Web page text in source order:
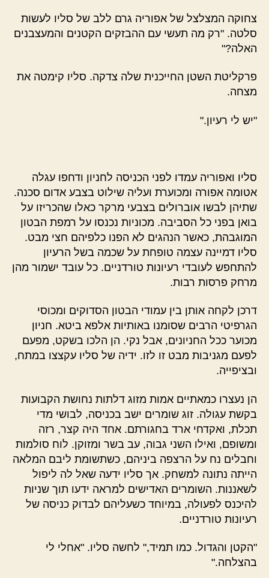
צחוקה המצלצל של אפוריה גרם ללב של סליו לעשות
סלטה. "רק מה תעשי עם ההבזקים הקטנים והמעצבנים
האלה?"
פרקליטת השטן החייכנית שלה צדקה. סליו קימטה את
מצחה.
"יש לי רעיון."
סליו ואפוריה עמדו לפני הכניסה לחניון ודחפו עגלה
אטומה אפורה ומכוערת ועליה שילוט בצבע אדום סכנה.
שתיהן לבשו אוברולים בצבעי מרקר כאלו שהכריזו על
בואן בפני כל הסביבה. מכוניות נכנסו על רמפת הבטון
המוגבהת, כאשר הנהגים לא הפנו כלפיהם חצי מבט.
סליו דמיינה עצמה טופחת על שכמה בשל הרעיון
להתחפש לעובדי רעיונות טורדניים. כל עובד ישמור מהן
מרחק פרסות רבות.
דרכן לקחה אותן בין עמודי הבטון הסדוקים ומכוסי
הגרפיטי הרבים שסומנו באותיות אלפא ביטא. חניון
מכוער ככל החניונים, אבל נקי. הן הלכו בשקט, מפעם
לפעם מגניבות מבט זו לזו. ידיה של סליו עקצצו במתח,
ובציפייה.
הן נעצרו כמאתיים אמות מזוג דלתות נחושת הקבועות
בקשת עגולה. זוג שומרים ישב בכניסה, לבושי מדי
תכלת, ואקדחי ארד בחגורתם. אחד היה קצר, רזה
ומשופם, ואילו השני גבוה, עב בשר ומזוקן. לוח סולמות
וחבלים נח על הרצפה ביניהם, כשתשומת ליבם המלאה
הייתה נתונה למשחק. אך סליו ידעה שאל לה ליפול
לשאננות. השומרים האדישים למראה ידעו תוך שניות
להיכנס לפעולה, במיוחד כשעליהם לבדוק כניסה של
רעיונות טורדניים.
"הקטן והגדול. כמו תמיד," לחשה סליו. "אחלי לי
בהצלחה."